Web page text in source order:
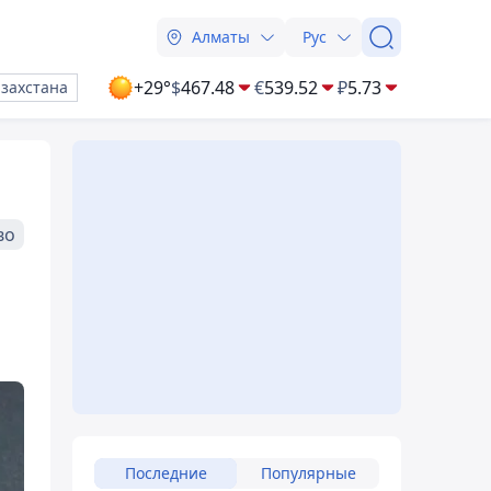
Алматы Рус
+29°$467.48 €539.52 ₽5.73
Последние Популярные